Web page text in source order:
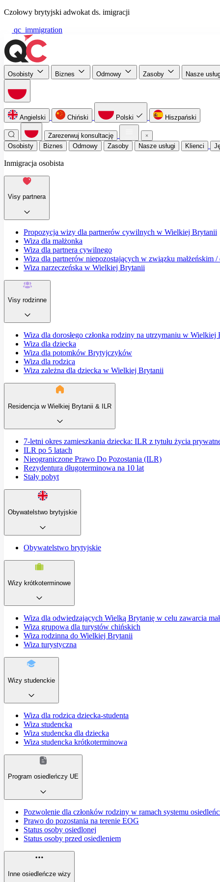
Czołowy brytyjski adwokat ds. imigracji
qc_immigration
Osobisty Biznes Odmowy Zasoby Nasze
Angielski Chiński Polski Hiszpański
Zarezerwuj konsultację
Osobisty
Biznes Odmowy Zasoby Nasze usługi Klienci
Inmigracja osobista
Visy partnera
Propozycja wizy dla partnerów cywilnych w Wielkiej Brytanii
Wiza dla małżonka
Wiza dla partnera cywilnego
Wiza dla partnerów niepozostających w związku małżeńskim /
Wiza narzeczeńska w Wielkiej Brytanii
Visy rodzinne
Wiza dla dorosłego członka rodziny na utrzymaniu w Wielkiej
Wiza dla dziecka
Wiza dla potomków Brytyjczyków
Wiza dla rodzica
Wiza zależna dla dziecka w Wielkiej Brytanii
Residencja w Wielkiej Brytanii & ILR
7-letni okres zamieszkania dziecka: ILR z tytułu życia
ILR po 5 latach
Nieograniczone Prawo Do Pozostania (ILR)
Rezydentura długoterminowa na 10 lat
Stały pobyt
Obywatelstwo brytyjskie
Obywatelstwo brytyjskie
Wizy krótkoterminowe
Wiza dla odwiedzających Wielką Brytanię w celu zawarcia
Wiza grupowa dla turystów chińskich
Wiza rodzinna do Wielkiej Brytanii
Wiza turystyczna
Wizy studenckie
Wiza dla rodzica dziecka-studenta
Wiza studencka
Wiza studencka dla dziecka
Wiza studencka krótkoterminowa
Program osiedleńczy UE
Pozwolenie dla członków rodziny w ramach systemu
Prawo do pozostania na terenie EOG
Status osoby osiedlonej
Status osoby przed osiedleniem
Inne osiedleńcze wizy